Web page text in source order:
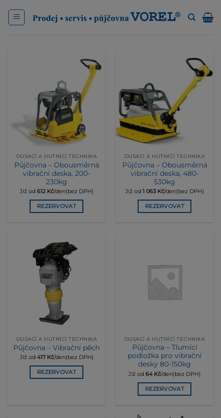
DUSACÍ A HUTNÍCÍ TECHNIKA
Půjčovna – Obousměrná
vibrační deska, 200-
230kg
Již od 612 Kč/den(bez DPH)
REZERVOVAT
DUSACÍ A HUTNÍCÍ TECHNIKA
Půjčovna – Obousměrná
vibrační deska, 480-
530kg
Již od 1 063 Kč/den(bez DPH)
REZERVOVAT
DUSACÍ A HUTNÍCÍ TECHNIKA
Půjčovna – Vibrační pěch
Již od 417 Kč/den(bez DPH)
REZERVOVAT
DUSACÍ A HUTNÍCÍ TECHNIKA
Půjčovna – Tlumící
podložka pro vibrační
desky 80-150kg
Již od 64 Kč/den(bez DPH)
REZERVOVAT